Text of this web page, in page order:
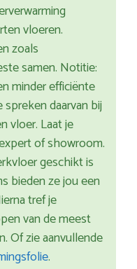
vloeren.
zoals
samen. Notitie:
minder efficiënte
daarvan bij
vloer. Laat je
of showroom.
geschikt is
bieden ze jou een
tref je
van de meest
Of zie aanvullende
.